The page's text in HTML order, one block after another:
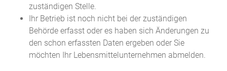
zuständigen Stelle.
Ihr Betrieb ist noch nicht bei der zuständigen
Behörde erfasst oder es haben sich Änderungen zu
den schon erfassten Daten ergeben oder Sie
möchten Ihr Lebensmittelunternehmen abmelden.